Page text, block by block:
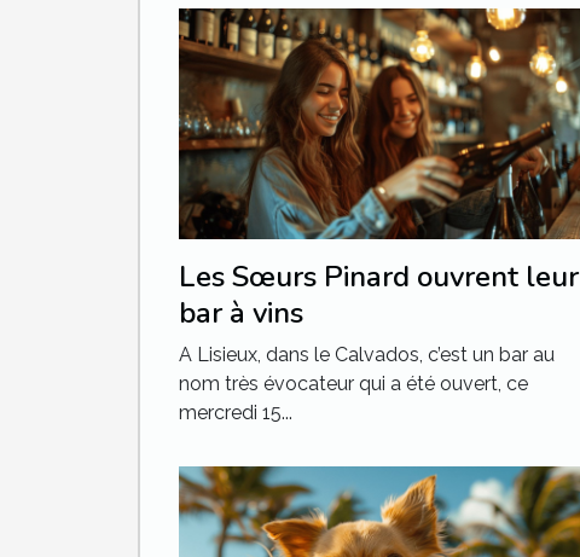
Les Sœurs Pinard ouvrent leur
bar à vins
A Lisieux, dans le Calvados, c’est un bar au
nom très évocateur qui a été ouvert, ce
mercredi 15...